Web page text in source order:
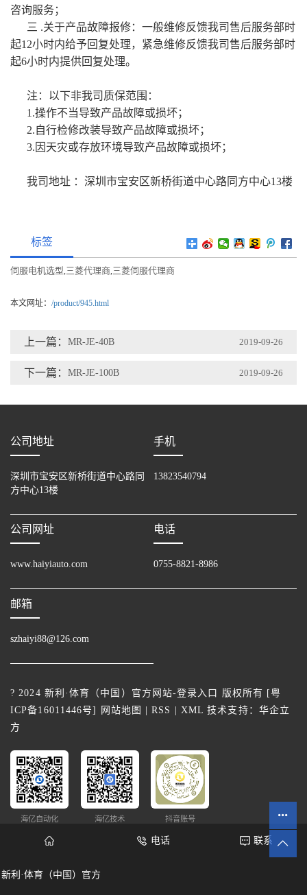
咨询服务；
三 .关于产品故障报修：一般维修反馈我司售后服务部时
起12小时内给予回复处理，紧急维修反馈我司售后服务部时
起6小时内提供回复处理。
注：以下非我司质保范围：
1.操作不当导致产品故障或损坏；
2.自行检修改装导致产品故障或损坏；
3.因天灾或存放环境导致产品故障或损坏；
我司地址 ：深圳市宝安区新桥街道中心路同方中心13楼
标签
伺服电机选型,三菱代理商,三菱伺服代理商
本文网址： /product/945.html
上一篇： MR-JE-40B 2019-09-26
下一篇： MR-JE-100B 2019-09-26
公司地址
深圳市宝安区新桥街道中心路同
方中心13楼
手机
13823540794
公司网址
www.haiyiauto.com
电话
0755-8821-8986
邮箱
szhaiyi88@126.com
? 2024 新利·体育（中国）官方网站-登录入口 版权所有 [粤
ICP备16011446号] 网站地图 |RSS XML 技术支持： 华企立
方
海亿自动化 海亿技术 抖音账号
新利·体育（中国）官方
电话 联系